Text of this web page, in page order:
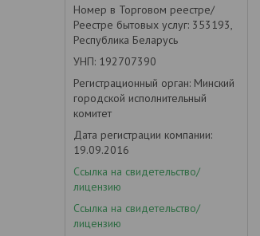
Номер в Торговом реестре/
Реестре бытовых услуг: 353193,
Республика Беларусь
УНП: 192707390
Регистрационный орган: Минский
городской исполнительный
комитет
Дата регистрации компании:
19.09.2016
Ссылка на свидетельство/
лицензию
Ссылка на свидетельство/
лицензию